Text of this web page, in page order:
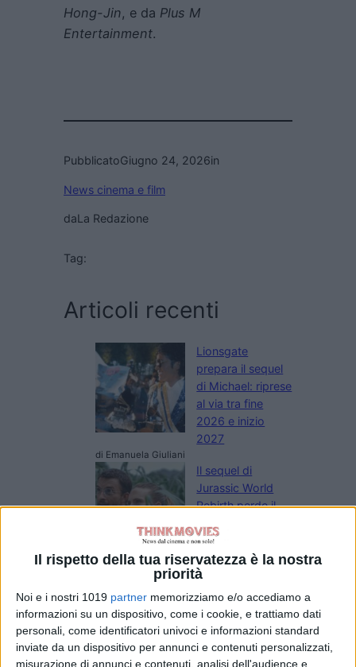
Il rispetto della tua riservatezza è la nostra
priorità
Noi e i nostri 1019 partner memorizziamo e/o accediamo a
informazioni su un dispositivo, come i cookie, e trattiamo dati
personali, come identificatori univoci e informazioni standard
inviate da un dispositivo per annunci e contenuti personalizzati,
misurazione di annunci e contenuti, analisi dell'audience e
Hong-Jin, e da Plus M
Entertainment.
PubblicatoGiugno 24, 2026in
News cinema e film
daLa Redazione
Tag:
Articoli recenti
Lionsgate
prepara il sequel
di Michael: riprese
al via tra fine
2026 e inizio
2027
di Emanuela Giuliani
Il sequel di
Jurassic World
Rebirth perde il
Edwards
di Emanuela Giuliani
L’Estranea di
sarà in concorso
al Toronto Film
Festival
di La Redazione